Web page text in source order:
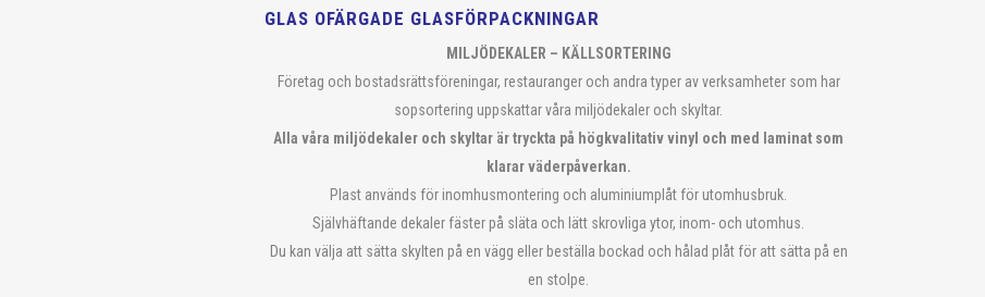
GLAS OFÄRGADE GLASFÖRPACKNINGAR
MILJÖDEKALER – KÄLLSORTERING
Företag och bostadsrättsföreningar, restauranger och andra typer av verksamheter som har
sopsortering uppskattar våra miljödekaler och skyltar.
Alla våra miljödekaler och skyltar är tryckta på högkvalitativ vinyl och med laminat som
klarar väderpåverkan.
Plast används för inomhusmontering och aluminiumplåt för utomhusbruk.
Självhäftande dekaler fäster på släta och lätt skrovliga ytor, inom- och utomhus.
Du kan välja att sätta skylten på en vägg eller beställa bockad och hålad plåt för att sätta på en
en stolpe.